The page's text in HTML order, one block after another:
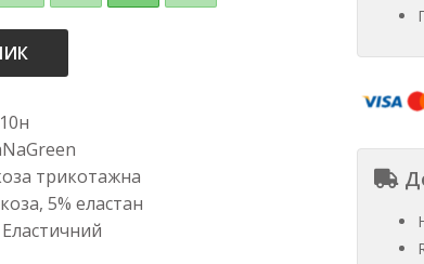
трикотажна
5% еластан
Еластичний